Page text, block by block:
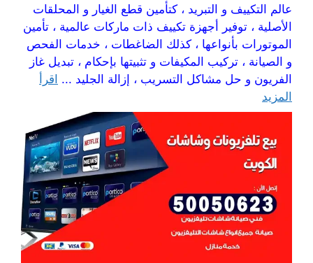
عالم التكييف و التبريد ، كتأمين قطع الغيار و المحلقات
الأصلية ، توفير أجهزة تكييف ذات ماركات عالمية ، تأمين
الموتورات بأنواعها ، كذلك الضاغطات ، خدمات الفحص
و الصيانة ، تركيب المكيفات و تثبيتها بإحكام ، تبديل غاز
الفريون و حل مشاكل التسريب ، إزالة الجليد ... اقرأ
المزيد